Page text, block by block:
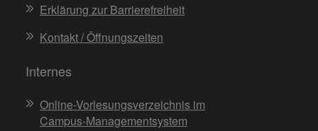
Erklärung zur Barrierefreiheit
Kontakt / Öffnungszeiten
Internes
Online-Vorlesungsverzeichnis im
Campus-Managementsystem